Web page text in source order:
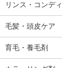
リンス・コンデ
毛髪・頭皮ケア
育毛・養毛剤